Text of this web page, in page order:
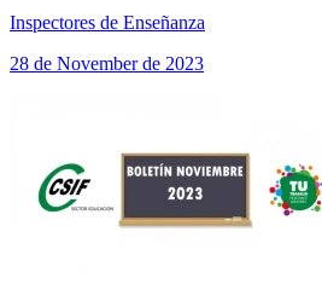
Inspectores de Enseñanza
28 de November de 2023